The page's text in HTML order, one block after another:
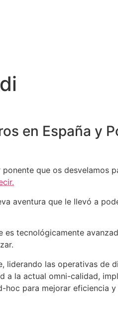
en España y
ponente que os desvelamos
aventura que le llevó a
tecnológicamente
liderando las operativas de
a la actual omni-calidad,
hoc para mejorar eficiencia